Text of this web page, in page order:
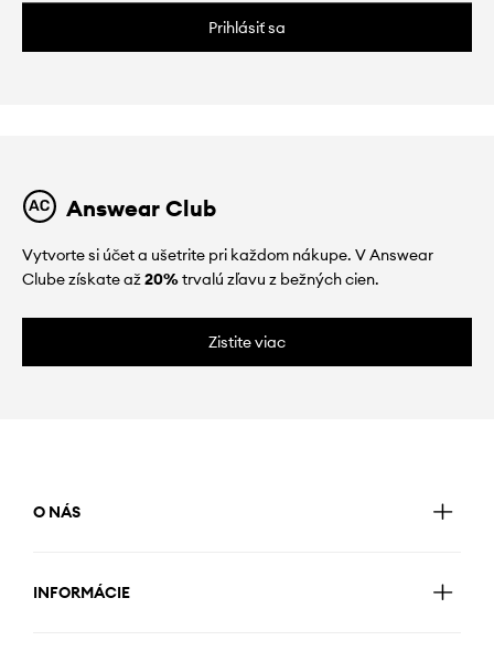
Prihlásiť sa
Answear Club
Vytvorte si účet a ušetrite pri každom nákupe. V Answear
Clube získate až20%trvalú zľavu z bežných cien.
Zistite viac
O NÁS
INFORMÁCIE